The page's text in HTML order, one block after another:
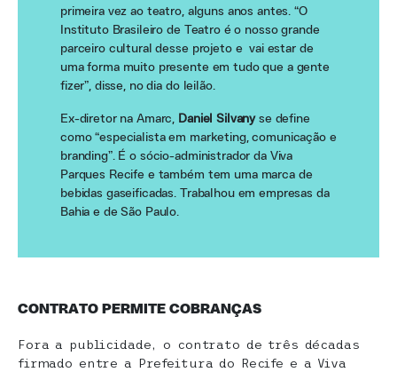
primeira vez ao teatro, alguns anos antes. “O
Instituto Brasileiro de Teatro é o nosso grande
parceiro cultural desse projeto e vai estar de
uma forma muito presente em tudo que a gente
fizer”, disse, no dia do leilão.
Ex-diretor na Amarc, Daniel Silvanyse define
como “especialista em marketing, comunicação e
branding”. É o sócio-administrador da Viva
Parques Recife e também tem uma marca de
bebidas gaseificadas. Trabalhou em empresas da
Bahia e de São Paulo.
CONTRATO PERMITE COBRANÇAS
Fora a publicidade, o contrato de três décadas
firmado entre a Prefeitura do Recife e a Viva